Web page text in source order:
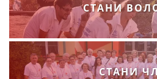
УСЛУГИ
ЗА НАС
СТАНИ
СТАНИ